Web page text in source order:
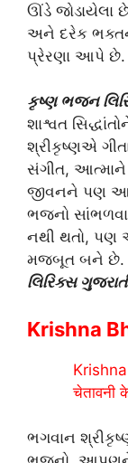
ઊંડે જોડાયેલા
અને દરેક ભક્તને
પ્રેરણા આપે છે.
કૃષ્ણ ભજન
શાશ્વત
શ્રીકૃષ્ણએ
સંગીત, આત્માને
જીવનને પણ
ભજનો
નથી થતો, પણ
મજબૂત બને છે.
લિરિક્સ
Krishna
चेतावनी
ભગવાન